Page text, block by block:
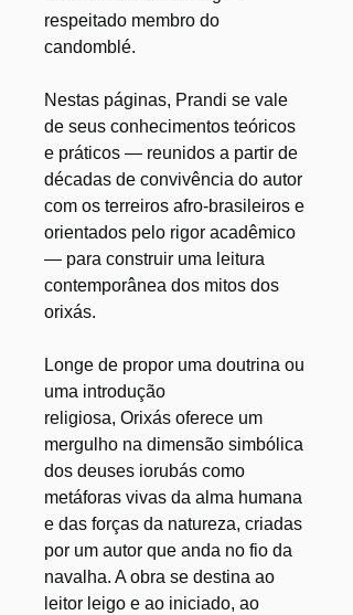
respeitado membro do
candomblé.
Nestas páginas, Prandi se vale
de seus conhecimentos teóricos
e práticos — reunidos a partir de
décadas de convivência do autor
com os terreiros afro-brasileiros e
orientados pelo rigor acadêmico
— para construir uma leitura
contemporânea dos mitos dos
orixás.
Longe de propor uma doutrina ou
uma introdução
religiosa, Orixás oferece um
mergulho na dimensão simbólica
dos deuses iorubás como
metáforas vivas da alma humana
e das forças da natureza, criadas
por um autor que anda no fio da
navalha. A obra se destina ao
leitor leigo e ao iniciado, ao